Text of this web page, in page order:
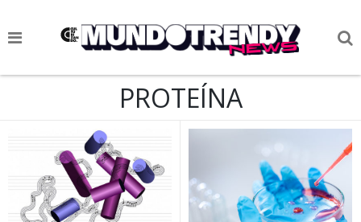
NOTICIAS
CIENCIA Y TECNOLOGÍA
VIDA
SOCIEDAD
PROTEÍNA